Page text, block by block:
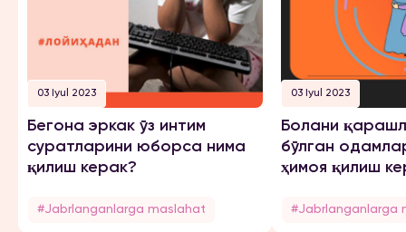
03 Iyul 2023
Бегона эркак ўз интим
суратларини юборса нима
қилиш керак?
#Jabrlanganlarga maslahat
03 Iyul 2023
Болани
бўлган
ҳимоя қилиш
#Jabrlanganlarga